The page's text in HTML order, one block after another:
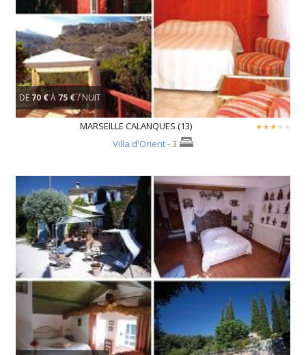
DE 70 €À75 €/ NUIT
MARSEILLE CALANQUES (13)
Villa d'Orient- 3